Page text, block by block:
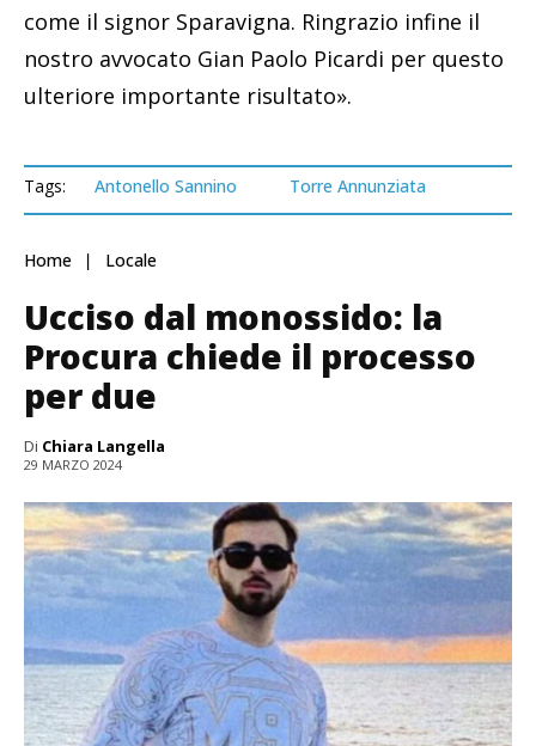
come il signor Sparavigna. Ringrazio infine il
nostro avvocato Gian Paolo Picardi per questo
ulteriore importante risultato».
Tags: Antonello Sannino Torre Annunziata
Home Locale
Ucciso dal monossido: la
Procura chiede il processo
per due
Di Chiara Langella
29 MARZO 2024